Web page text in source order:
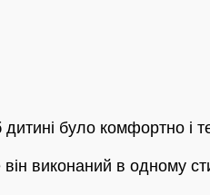
було комфортно і
виконаний в одному